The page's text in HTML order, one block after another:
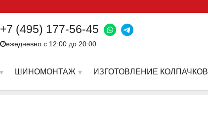
+7 (495) 177-56-45
ежедневно с 12:00 до 20:00
ШИНОМОНТАЖ ИЗГОТОВЛЕНИЕ КОЛПАЧКОВ